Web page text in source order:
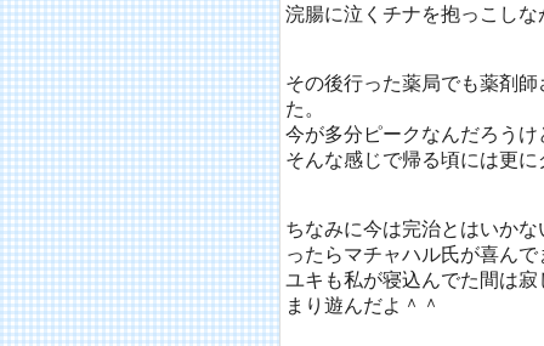
浣腸に泣くチナを抱っこし
その後行った薬局でも薬剤
た。
今が多分ピークなんだろう
そんな感じで帰る頃には更
ちなみに今は完治とはいか
ったらマチャハル氏が喜んで
ユキも私が寝込んでた間は
まり遊んだよ＾＾